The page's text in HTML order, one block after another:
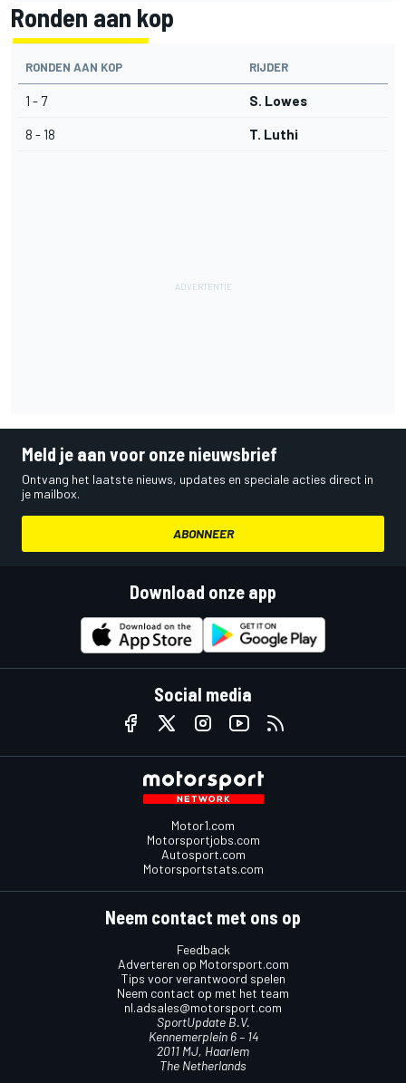
Ronden aan kop
RONDEN AAN KOP RIJDER
1 - 7 S. Lowes
8 - 18 T. Luthi
Meld je aan voor onze nieuwsbrief
Ontvang het laatste nieuws, updates en speciale acties direct in
je mailbox.
ABONNEER
Download onze app
Social media
Motor1.com
Motorsportjobs.com
Autosport.com
Motorsportstats.com
Neem contact met ons op
Feedback
Adverteren op Motorsport.com
Tips voor verantwoord spelen
Neem contact op met het team
nl.adsales@motorsport.com
SportUpdate B.V.
Kennemerplein 6 – 14
2011 MJ, Haarlem
The Netherlands